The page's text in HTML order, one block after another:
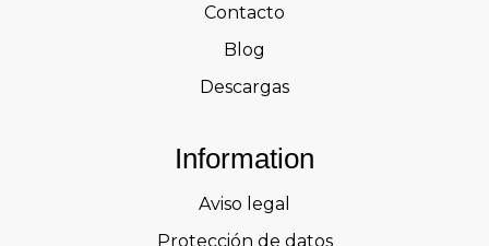
Contacto
Blog
Descargas
Information
Aviso legal
Protección de datos